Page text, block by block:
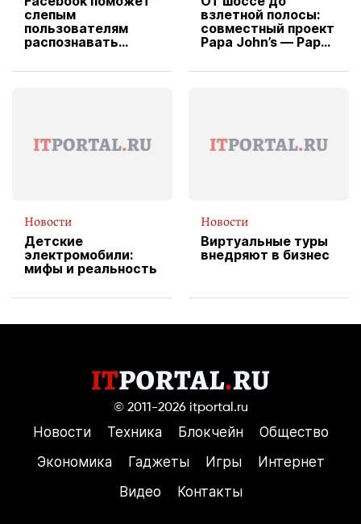
слепым
пользователям
распознавать
взлетной полосы:
совместный проект
Papa John’s — Papa
вводит
Новости
Детские
электромобили:
мифы и реальность
Новости
Виртуальные туры
внедряют в бизнес
© 2011-2026 itportal.ru
Новости Техника Блокчейн
Общество
Экономика
Гаджеты Игры
Интернет
Видео
Контакты